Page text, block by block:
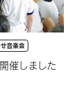
音楽会
催しました